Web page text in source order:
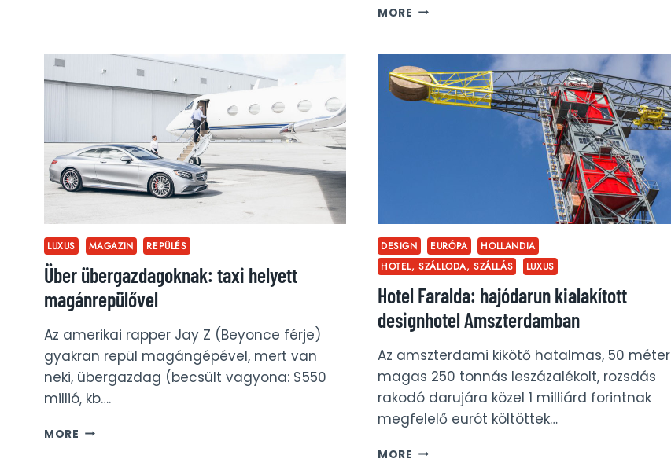
A
SVÁJCI
ALPOKBAN
MORE A
VALENTIN-
NAPI
HOTELCSOMAGJAI
LUXUS MAGAZIN REPÜLÉS
Über übergazdagoknak: taxi helyett
magánrepülővel
Az amerikai rapper Jay Z (Beyonce férje)
gyakran repül magángépével, mert van
neki, übergazdag (becsült vagyona: $550
millió, kb….
MORE ÜBER
DESIGN EURÓPA
HOLLANDIA
HOTEL, SZÁLLODA, SZÁLLÁS
LUXUS
Hotel Faralda: hajódarun kialakított
designhotel Amszterdamban
Az amszterdami kikötő hatalmas, 50 méter
magas 250 tonnás leszázalékolt, rozsdás
rakodó darujára közel 1 milliárd forintnak
megfelelő eurót költöttek…
MORE HOTEL